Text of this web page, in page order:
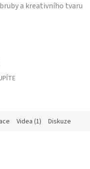
a kreativního tvaru
Videa (1) Diskuze